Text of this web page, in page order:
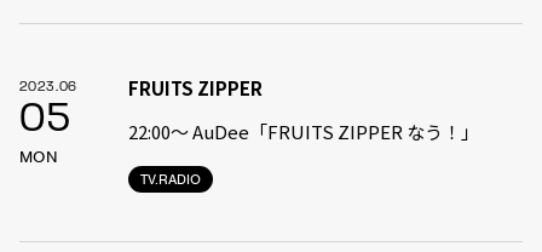
2023.06
05
MON
TV.RADIO
FRUITS ZIPPER
22:00〜 AuDee「FRUITS ZIPPER なう！」